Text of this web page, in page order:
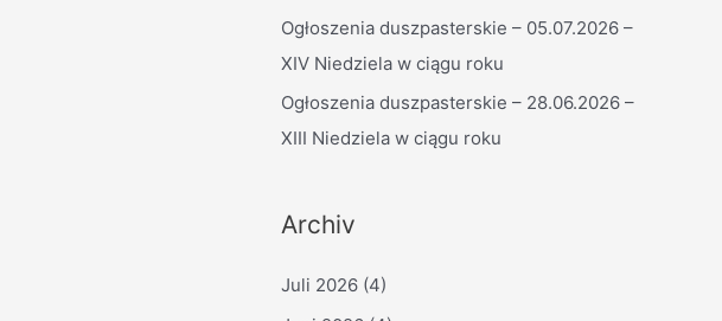
Ogłoszenia duszpasterskie – 05.07.2026 –
XIV Niedziela w ciągu roku
Ogłoszenia duszpasterskie – 28.06.2026 –
XIII Niedziela w ciągu roku
Archiv
Juli 2026 (4)